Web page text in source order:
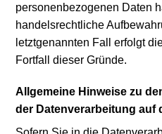
personenbezogenen Daten
handelsrechtliche
letztgenannten Fall erfolgt
Fortfall dieser Gründe.
Allgemeine Hinweise zu
der Datenverarbeitung auf